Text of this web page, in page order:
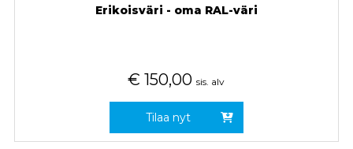
Erikoisväri - oma RAL-väri
€ 150,00 sis. alv
Tilaa nyt